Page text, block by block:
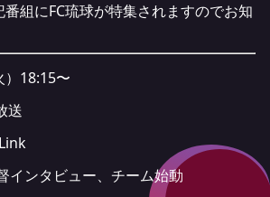
組にFC琉球が特集されますのでお知
）18:15〜
送
インタビュー、チーム始動